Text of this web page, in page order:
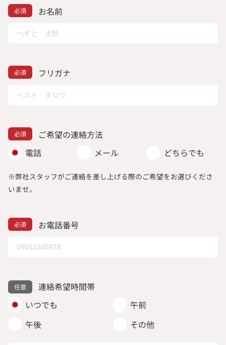
お名前
フリガナ
ご希望の連絡方法
電話
メール どちらでも
※弊社スタッフがご連絡を差し上げる際のご希望をお選びくださ
いませ。
お電話番号
連絡希望時間帯
いつでも
午前
午後
その他